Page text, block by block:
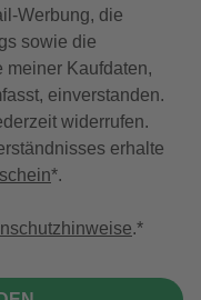
Werbung, die
sowie die
meiner Kaufdaten,
einverstanden.
widerrufen.
erhalte
*.
.